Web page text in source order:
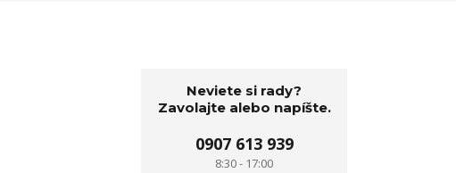
Neviete si rady?
Zavolajte alebo napíšte.
0907 613 939
8:30 - 17:00